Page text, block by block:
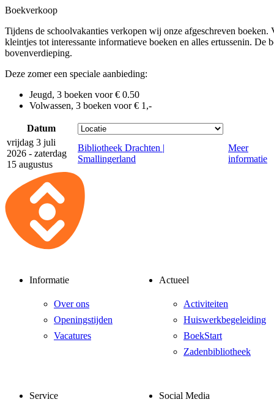
Boekverkoop
Tijdens de schoolvakanties verkopen wij onze afgeschreven boeken.
kleintjes tot interessante informatieve boeken en alles ertussenin. De
bovenverdieping.
Deze zomer een speciale aanbieding:
Jeugd, 3 boeken voor € 0.50
Volwassen, 3 boeken voor € 1,-
Datum
vrijdag 3 juli
2026 - zaterdag
15 augustus
Bibliotheek Drachten |
Smallingerland
Meer
informatie
Informatie
Over ons
Openingstijden
Vacatures
Actueel
Activiteiten
Huiswerkbegeleiding
BoekStart
Zadenbibliotheek
Service Social Media